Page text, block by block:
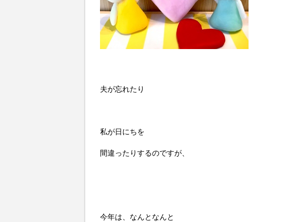
夫が忘れたり
私が日にちを
間違ったりするのですが、
今年は、なんとなんと